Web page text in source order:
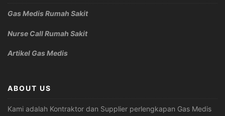
Gas Medis Rumah Sakit
Nurse Call Rumah Sakit
Artikel Gas Medis
ABOUT US
Kami adalah Kontraktor dan Supplier perlengkapan Gas Medis